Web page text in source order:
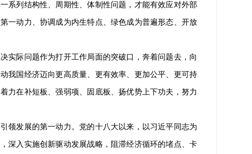
系列结构性、周期性、体制性问题，才能有效应对外部
一动力、协调成为内生特点、绿色成为普遍形态、开放
际问题作为打开工作局面的突破口，奔着问题去，向
我国经济迈向更高质量、更有效率、更加公平、更可持
力在补短板、强弱项、固底板、扬优势上下功夫，努力
发展的第一动力。党的十八大以来，以习近平同志为
深入实施创新驱动发展战略，阻滞经济循环的堵点、卡